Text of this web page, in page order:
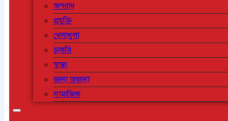
অপরাধ
প্রযুক্তি
খেলাধুলা
চাকরি
স্বাস্থ্য
জানা অজানা
সামাজিক